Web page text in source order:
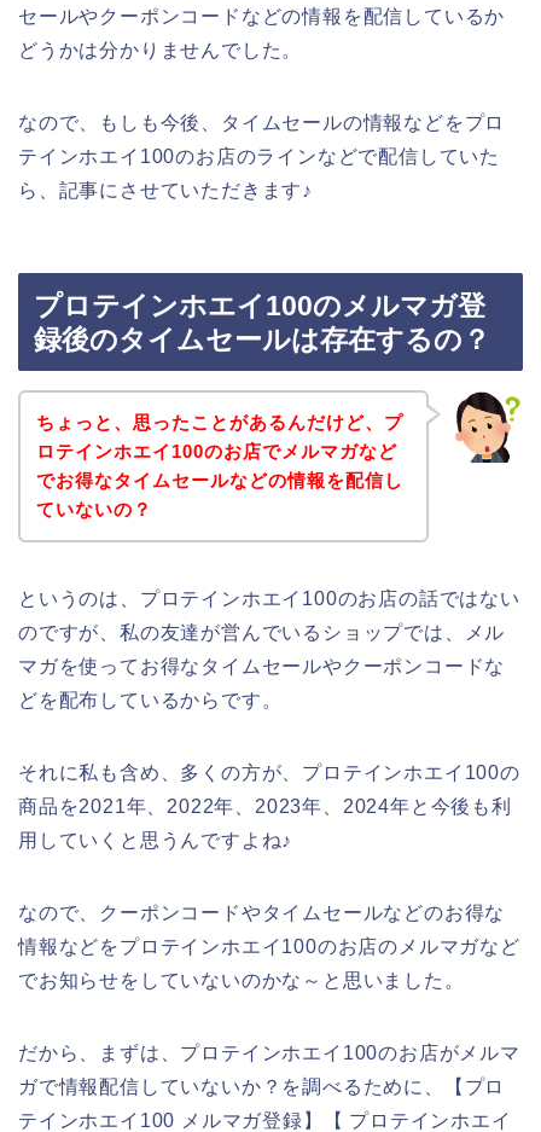
セールやクーポンコードなどの情報を配信しているか
どうかは分かりませんでした。
なので、もしも今後、タイムセールの情報などをプロ
テインホエイ100のお店のラインなどで配信していた
ら、記事にさせていただきます♪
プロテインホエイ100のメルマガ登
録後のタイムセールは存在するの？
ちょっと、思ったことがあるんだけど、プ
ロテインホエイ100のお店でメルマガなど
でお得なタイムセールなどの情報を配信し
ていないの？
というのは、プロテインホエイ100のお店の話ではない
のですが、私の友達が営んでいるショップでは、メル
マガを使ってお得なタイムセールやクーポンコードな
どを配布しているからです。
それに私も含め、多くの方が、プロテインホエイ100の
商品を2021年、2022年、2023年、2024年と今後も利
用していくと思うんですよね♪
なので、クーポンコードやタイムセールなどのお得な
情報などをプロテインホエイ100のお店のメルマガなど
でお知らせをしていないのかな～と思いました。
だから、まずは、プロテインホエイ100のお店がメルマ
ガで情報配信していないか？を調べるために、【プロ
テインホエイ100 メルマガ登録】【 プロテインホエイ